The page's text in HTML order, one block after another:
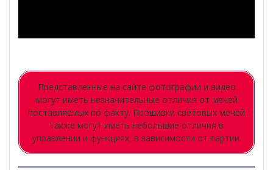
Представленные на сайте фотографии и видео
могут иметь незначительные отличия от мечей
поставляемых по факту. Прошивки световых мечей
также могут иметь небольшие отличия в
управлении и функциях, в зависимости от партии.